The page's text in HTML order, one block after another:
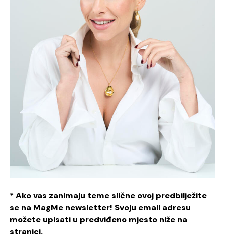
* Ako vas zanimaju teme slične ovoj predbilježite
se na MagMe newsletter! Svoju email adresu
možete upisati u predviđeno mjesto niže na
stranici.